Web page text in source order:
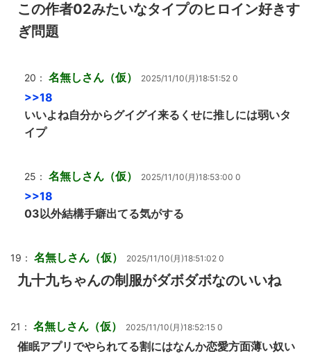
この作者02みたいなタイプのヒロイン好きす
ぎ問題
20： 名無しさん（仮） 2025/11/10(月)18:51:52 0
>>18
いいよね自分からグイグイ来るくせに推しには弱いタ
イプ
25： 名無しさん（仮） 2025/11/10(月)18:53:00 0
>>18
03以外結構手癖出てる気がする
19： 名無しさん（仮） 2025/11/10(月)18:51:02 0
九十九ちゃんの制服がダボダボなのいいね
21： 名無しさん（仮） 2025/11/10(月)18:52:15 0
催眠アプリでやられてる割にはなんか恋愛方面薄い奴い